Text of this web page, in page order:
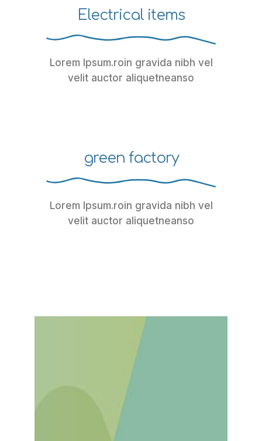
Electrical items
Lorem Ipsum.roin gravida nibh vel
velit auctor aliquetneanso
green factory
Lorem Ipsum.roin gravida nibh vel
velit auctor aliquetneanso